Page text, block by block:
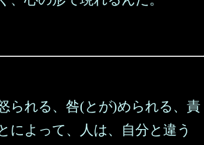
られる、咎(とが)められる、責
によって、人は、自分と違う